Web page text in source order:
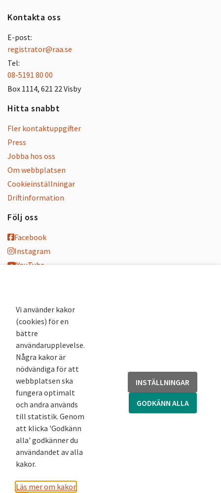
Kontakta oss
E-post:
registrator@raa.se
Tel:
08-5191 80 00
Box 1114, 621 22 Visby
Hitta snabbt
Fler kontaktuppgifter
Press
Jobba hos oss
Om webbplatsen
Cookieinställningar
Driftinformation
Följ oss
Facebook
Instagram
YouTube
Nyhetsbrev
Andra webbplatser
Arkivsök
Fornsök
Fornreg
Bebyggelseregistret
Runor
Kringla
Vi använder kakor
(cookies) för en
bättre
användarupplevelse.
Några kakor är
nödvändiga för att
webbplatsen ska
fungera optimalt
och andra används
till statistik. Genom
att klicka 'Godkänn
alla' godkänner du
användandet av alla
kakor.
Läs mer om kakor
INSTÄLLNINGAR
GODKÄNN ALLA